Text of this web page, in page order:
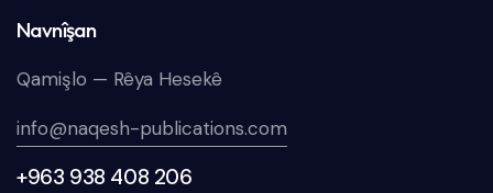
Navnîşan
Qamişlo — Rêya Hesekê
info@naqesh-publications.com
+963 938 408 206